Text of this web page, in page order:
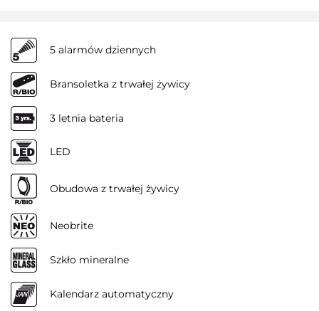
5 alarmów dziennych
Bransoletka z trwałej żywicy
3 letnia bateria
LED
Obudowa z trwałej żywicy
Neobrite
Szkło mineralne
Kalendarz automatyczny